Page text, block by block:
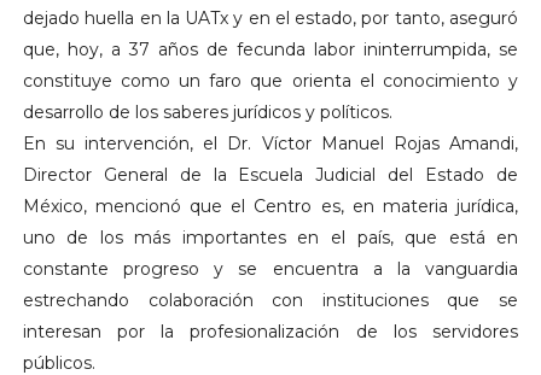
dejado huella en la UATx y en el estado, por tanto, aseguró
que, hoy, a 37 años de fecunda labor ininterrumpida, se
constituye como un faro que orienta el conocimiento y
desarrollo de los saberes jurídicos y políticos.
En su intervención, el Dr. Víctor Manuel Rojas Amandi,
Director General de la Escuela Judicial del Estado de
México, mencionó que el Centro es, en materia jurídica,
uno de los más importantes en el país, que está en
constante progreso y se encuentra a la vanguardia
estrechando colaboración con instituciones que se
interesan por la profesionalización de los servidores
públicos.